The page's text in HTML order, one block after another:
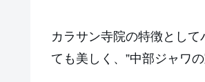
カラサン寺院の特徴とし
ても美しく、”中部ジャワ